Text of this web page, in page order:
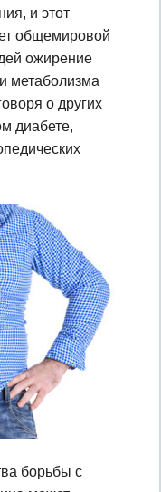
и этот
общемировой
ожирение
метаболизма
о других
диабете,
борьбы с